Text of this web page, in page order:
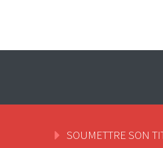
SOUMETTRE SON